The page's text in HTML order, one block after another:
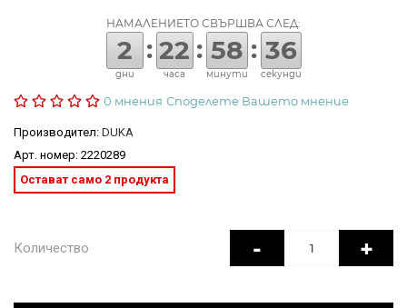
НАМАЛЕНИЕТО СВЪРШВА СЛЕД:
2
дни
: 22
часа
: 58
минути
: 36
секунди
0 мнения Споделете Вашето мнение
Производител: DUKA
Арт. номер: 2220289
Остават само 2 продукта
Количество - +